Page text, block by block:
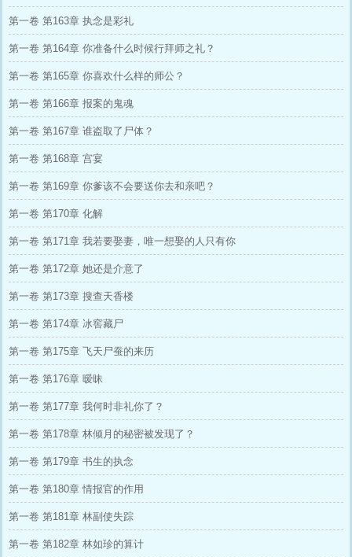
第一卷 第163章 执念是彩礼
第一卷 第164章 你准备什么时候行拜师之礼？
第一卷 第165章 你喜欢什么样的师公？
第一卷 第166章 报案的鬼魂
第一卷 第167章 谁盗取了尸体？
第一卷 第168章 宫宴
第一卷 第169章 你爹该不会要送你去和亲吧？
第一卷 第170章 化解
第一卷 第171章 我若要娶妻，唯一想娶的人只有你
第一卷 第172章 她还是介意了
第一卷 第173章 搜查天香楼
第一卷 第174章 冰窖藏尸
第一卷 第175章 飞天尸蚕的来历
第一卷 第176章 暧昧
第一卷 第177章 我何时非礼你了？
第一卷 第178章 林倾月的秘密被发现了？
第一卷 第179章 书生的执念
第一卷 第180章 情报官的作用
第一卷 第181章 林副使失踪
第一卷 第182章 林如珍的算计